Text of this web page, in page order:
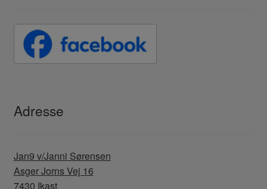
Adresse
Jan9 v/Janni Sørensen
Asger Jorns Vej 16
7430 Ikast